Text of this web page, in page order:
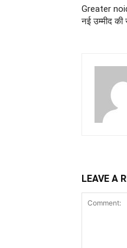
Greater
नई उम्मीद की
LEAVE A